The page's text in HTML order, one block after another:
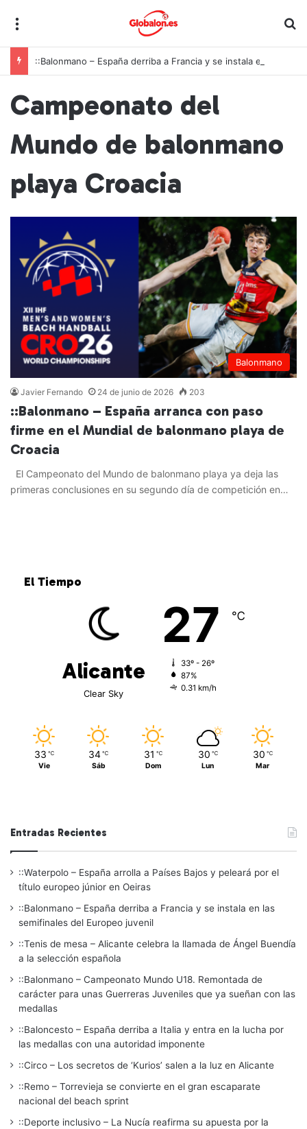
Campeonato del
Mundo de balonmano
playa Croacia
Balonmano
Javier Fernando 24 de junio de 2026 203
::Balonmano – España arranca con paso
firme en el Mundial de balonmano playa de
Croacia
El Campeonato del Mundo de balonmano playa ya deja las
primeras conclusiones en su segundo día de competición en…
El Tiempo
Alicante
Clear Sky
27 ℃
33º - 26º
87%
0.31 km/h
33 ℃
Vie
34 ℃
Sáb
31 ℃
Dom
30 ℃
Lun
30 ℃
Mar
Entradas Recientes
::Waterpolo – España arrolla a Países Bajos y peleará por el
título europeo júnior en Oeiras
::Balonmano – España derriba a Francia y se instala en las
semifinales del Europeo juvenil
::Tenis de mesa – Alicante celebra la llamada de Ángel Buendía
a la selección española
::Balonmano – Campeonato Mundo U18. Remontada de
carácter para unas Guerreras Juveniles que ya sueñan con las
medallas
::Baloncesto – España derriba a Italia y entra en la lucha por
las medallas con una autoridad imponente
::Circo – Los secretos de ‘Kurios’ salen a la luz en Alicante
::Remo – Torrevieja se convierte en el gran escaparate
nacional del beach sprint
::Deporte inclusivo – La Nucía reafirma su apuesta por la